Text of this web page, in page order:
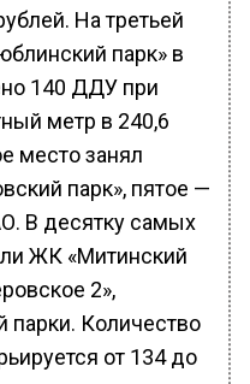
На третьей
парк» в
140 ДДУ при
метр в 240,6
место занял
парк», пятое —
В десятку самых
ЖК «Митинский
2»,
парки. Количество
от 134 до